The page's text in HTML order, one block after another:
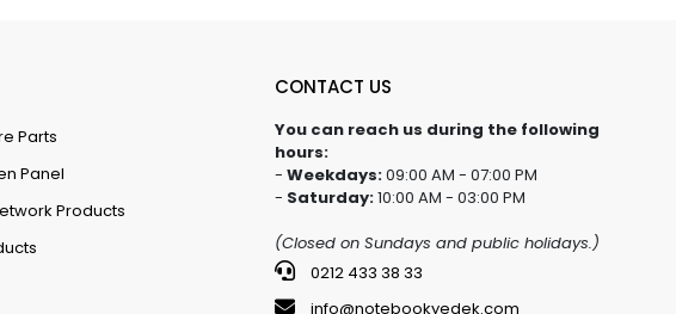
Parts
Panel
Products
CONTACT US
You can reach us during the following
hours:
- Weekdays:09:00 AM - 07:00 PM
- Saturday:10:00 AM - 03:00 PM
(Closed on Sundays and public holidays.)
0212 433 38 33
info@notebookyedek.com